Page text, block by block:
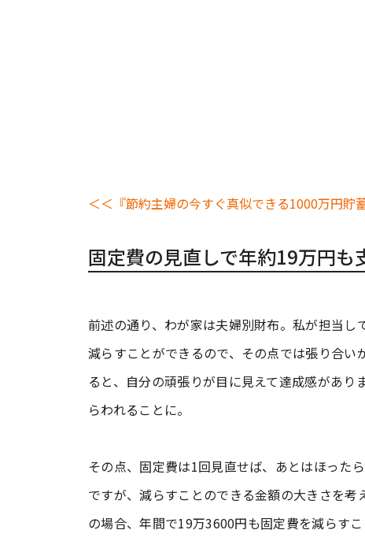
＜＜『節約主婦の今すぐ真似できる1000万円貯
固定費の見直しで年約19万円も
前述の通り、わが家は夫婦別財布。私が担当
減らすことができるので、その点では張り合
ると、自分の頑張りが目に見えて達成感があ
らわれることに。
その点、固定費は1回見直せば、あとはほった
ですが、減らすことのできる金額の大きさを
の場合、年間で19万3600円も固定費を減らす